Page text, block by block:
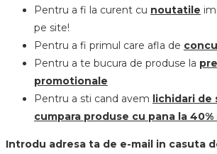
Pentru a fi la curent cu noutatile
pe site!
Pentru a fi primul care afla de
Pentru a te bucura de produse la
promotionale
Pentru a sti cand avem lichidari de
cumpara produse cu pana la 40%
Introdu adresa ta de e-mail in casuta